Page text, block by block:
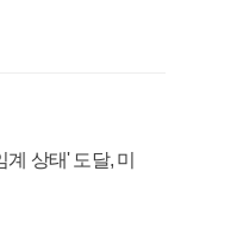
상태' 도달, 미